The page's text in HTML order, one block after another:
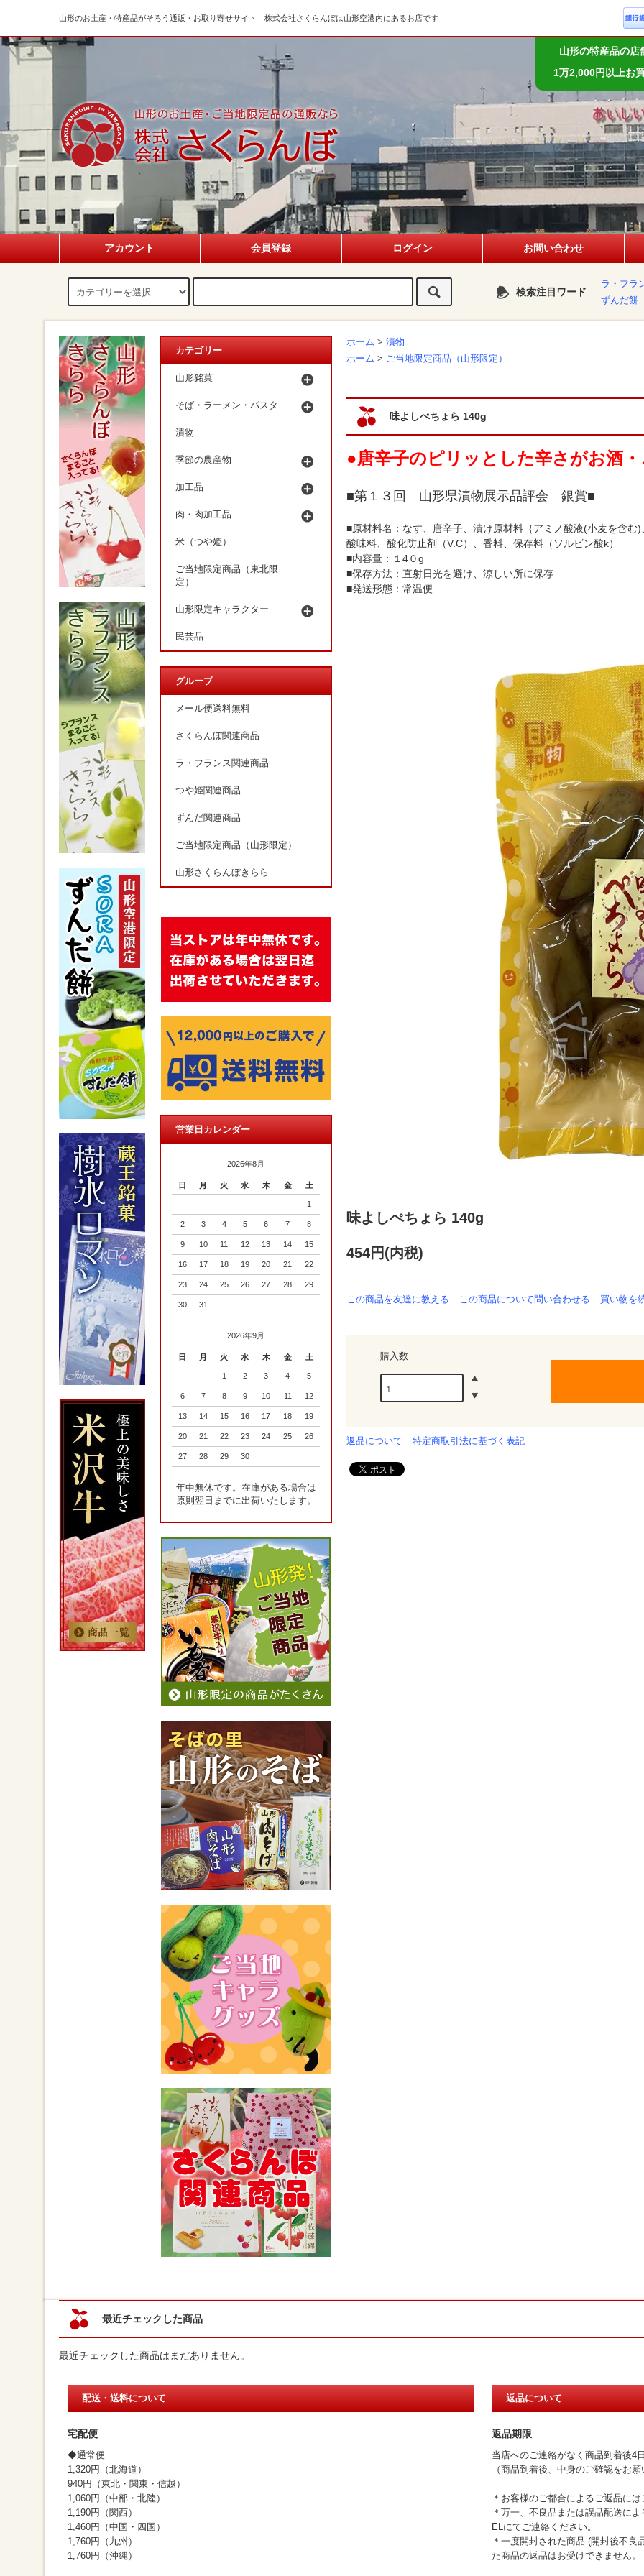
山形のお土産・特産品がそろう通販・お取り寄せサイト 株式会社さくらんぼは山形空港内にあるお店です
山形の特産品の店
1万2,000円以上お
アカウント 会員登録 ログイン お問い合わせ
検索注目ワード
ラ・フラ
ずんだ餅
ホーム > 漬物
ホーム > ご当地限定商品（山形限定）
味よしぺちょら 140g
●唐辛子のピリッとした辛さがお酒
■第１３回 山形県漬物展示品評会 銀賞■
■原材料名：なす、唐辛子、漬け原材料｛アミノ酸液(小麦を含む
酸味料、酸化防止剤（V.C）、香料、保存料（ソルビン酸k）
■内容量：１4０g
■保存方法：直射日光を避け、涼しい所に保存
■発送形態：常温便
味よしぺちょら 140g
454円(内税)
この商品を友達に教える この商品について問い合わせる 買い物を
購入数
返品について 特定商取引法に基づく表記
カテゴリー
山形銘菓
そば・ラーメン・パスタ
漬物
季節の農産物
加工品
肉・肉加工品
米（つや姫）
ご当地限定商品（東北限
定）
山形限定キャラクター
民芸品
グループ
メール便送料無料
さくらんぼ関連商品
ラ・フランス関連商品
つや姫関連商品
ずんだ関連商品
ご当地限定商品（山形限定）
山形さくらんぼきらら
営業日カレンダー
2026年8月
日 月 火 水 木 金 土
1
2 3 4 5 6 7 8
9 10 11 12 13 14 15
16 17 18 19 20 21 22
23 24 25 26 27 28 29
30 31
2026年9月
日 月 火 水 木 金 土
1 2 3 4 5
6 7 8 9 10 11 12
13 14 15 16 17 18 19
20 21 22 23 24 25 26
27 28 29 30
年中無休です。在庫がある場合は
原則翌日までに出荷いたします。
最近チェックした商品
最近チェックした商品はまだありません。
配送・送料について
宅配便
◆通常便
1,320円（北海道）
940円（東北・関東・信越）
1,060円（中部・北陸）
1,190円（関西）
1,460円（中国・四国）
1,760円（九州）
1,760円（沖縄）
返品について
返品期限
当店へのご連絡がなく商品到着後4
（商品到着後、中身のご確認をお願
＊お客様のご都合によるご返品に
＊万一、不良品または誤品配送に
ELにてご連絡ください。
＊一度開封された商品 (開封後不良
た商品の返品はお受けできません。